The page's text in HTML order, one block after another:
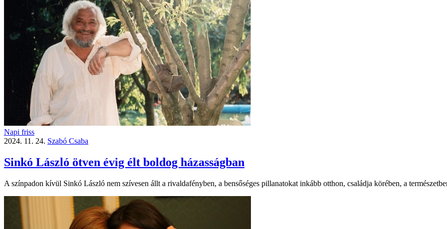
Napi friss
2024. 11. 24. Szabó Csaba
Sinkó László ötven évig élt boldog házasságban
A színpadon kívül Sinkó László nem szívesen állt a rivalda­fényben, a bensőséges pillanatokat inkább otthon, családja körében, a